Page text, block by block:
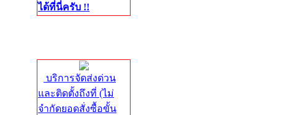
ได้ที่นี่ครับ !!
บริการจัดส่งด่วน
และติดตั้งถึงที่ (ไม่
จำกัดยอดสั่งซื้อขั้น